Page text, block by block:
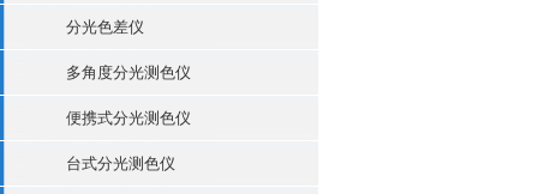
分光色差仪
多角度分光测色仪
便携式分光测色仪
台式分光测色仪